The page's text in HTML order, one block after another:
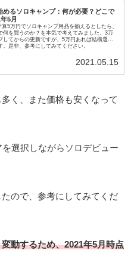
めるソロキャンプ：何が必要？どこで
5月
5万円でソロキャンプ用品を揃えるとしたら、
何を買うのか？を本気で考えてみました。3万
してからの更新ですが、5万円あれば結構選択
。是非、参考にしてみてください。
2021.05.15
く、また価格も安くなって
選択しながらソロデビュー
ので、参考にしてみてくだ
動するため、2021年5月時点